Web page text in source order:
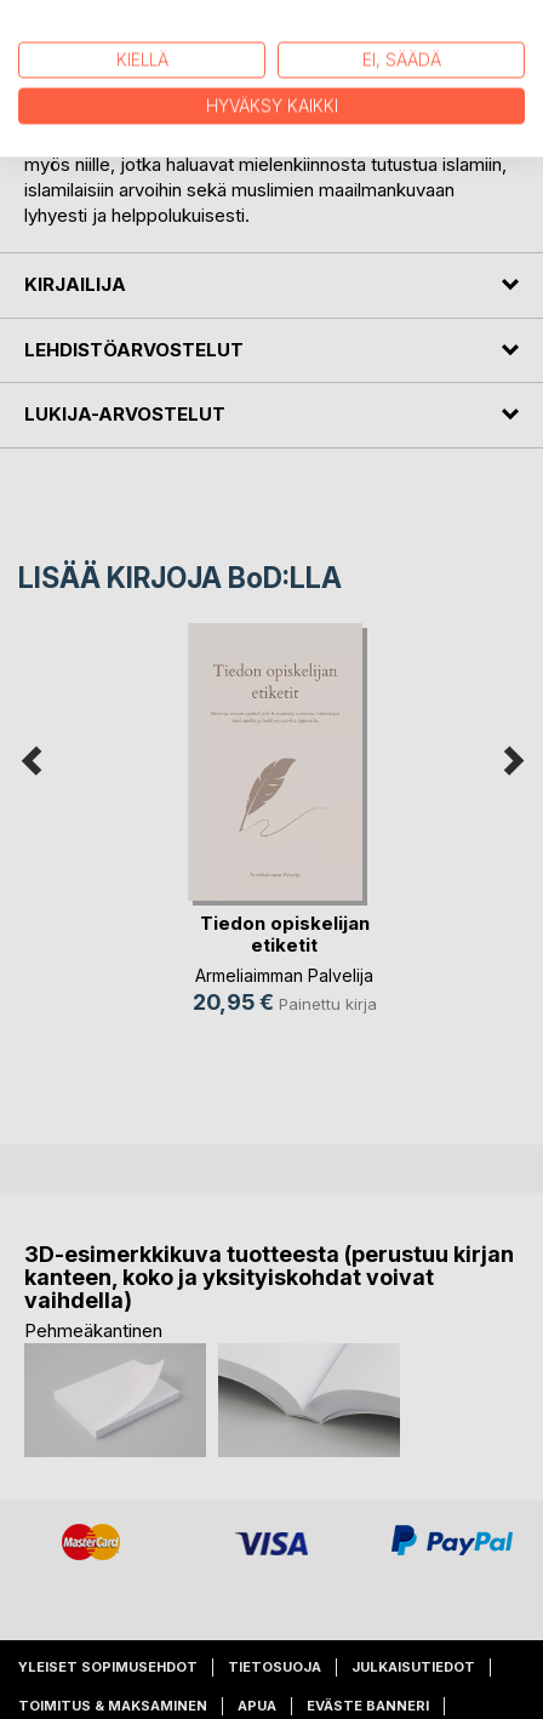
pyrkii esittämään. Kiinnostavat ja värikkäät kuvat tekevät
lukukokemuksesta mielenkiintoisemman ja
mukaansavetävän.
myös niille, jotka haluavat mielenkiinnosta tutustua islamiin,
islamilaisiin arvoihin sekä muslimien maailmankuvaan
lyhyesti ja helppolukuisesti.
KIRJAILIJA
LEHDISTÖARVOSTELUT
LUKIJA-ARVOSTELUT
LISÄÄ KIRJOJA BoD:LLA
Tiedon opiskelijan
etiketit
Armeliaimman Palvelija
20,95 € Painettu kirja
3D-esimerkkikuva tuotteesta (perustuu kirjan
kanteen, koko ja yksityiskohdat voivat
vaihdella)
Pehmeäkantinen
YLEISET SOPIMUSEHDOT TIETOSUOJA JULKAISUTIEDOT
TOIMITUS & MAKSAMINEN APUA EVÄSTE BANNERI
KIELLÄ EI, SÄÄDÄ
HYVÄKSY KAIKKI